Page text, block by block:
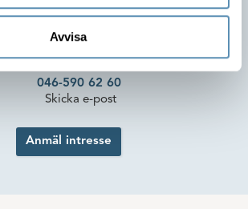
Avvisa
att flytta in!
046-590 62 60
Skicka e-post
Anmäl intresse